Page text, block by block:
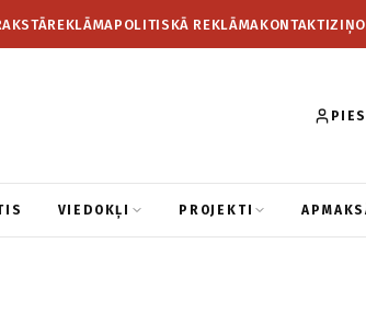
REKLĀMAPOLITISKĀ REKLĀMAKONTAKTI
VIEDOKĻI PROJEKTI